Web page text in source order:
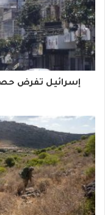
ي
د
ك
ا
إ
ل
ك
ت
ر
إسرائيل تفرض